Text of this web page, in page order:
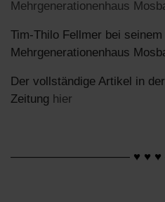
Tim-Thilo Fellmer bei
Mehrgenerationenhaus
Der vollständige Artikel in
Zeitung hier
—————————— ♥ ♥ ♥